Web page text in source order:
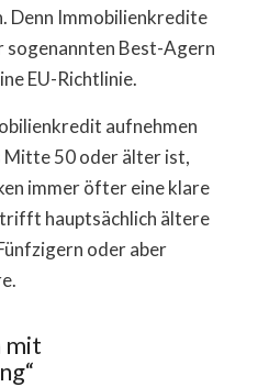
Denn Immobilienkredite
sogenannten Best-Agern
EU-Richtlinie.
aufnehmen
Mitte 50 oder älter ist,
immer öfter eine klare
hauptsächlich ältere
oder aber
mit